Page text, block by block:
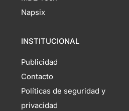
Napsix
INSTITUCIONAL
Publicidad
Contacto
Políticas de seguridad y
privacidad